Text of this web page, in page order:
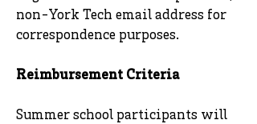
non-York Tech email address for
correspondence purposes.
Reimbursement Criteria
Summer school participants will